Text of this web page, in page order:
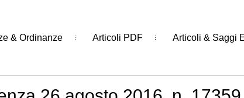
& Ordinanze Articoli PDF Articoli & Saggi